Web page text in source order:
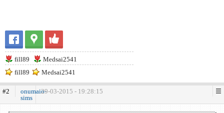
fill89
Medsai2541
fill89
Medsai2541
#2
onumaio-
sims
29-03-2015 - 19:28:15